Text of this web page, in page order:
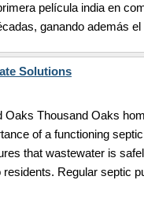
película india en
ganando además el
Solutions
Oaks Thousand Oaks
of a functioning
that wastewater is
Regular septic